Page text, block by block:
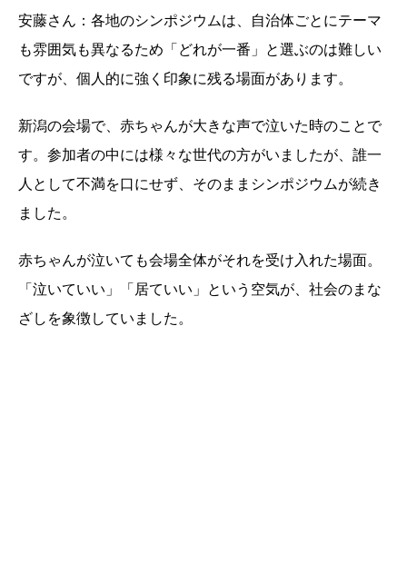
安藤さん：各地のシンポジウムは、自治体ごとにテーマ
も雰囲気も異なるため「どれが一番」と選ぶのは難しい
ですが、個人的に強く印象に残る場面があります。
新潟の会場で、赤ちゃんが大きな声で泣いた時のことで
す。参加者の中には様々な世代の方がいましたが、誰一
人として不満を口にせず、そのままシンポジウムが続き
ました。
赤ちゃんが泣いても会場全体がそれを受け入れた場面。
「泣いていい」「居ていい」という空気が、社会のまな
ざしを象徴していました。